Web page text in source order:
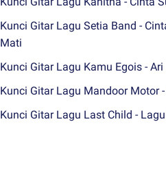
Kunci Gitar Lagu Setia Band -
Mati
Kunci Gitar Lagu Kamu Egois -
Kunci Gitar Lagu Mandoor Motor
Kunci Gitar Lagu Last Child -